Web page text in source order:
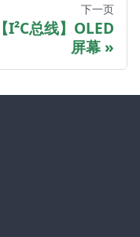
下一页
【I²C总线】OLED
屏幕